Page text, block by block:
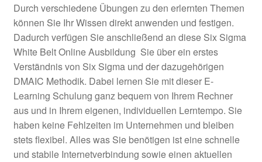
Durch verschiedene Übungen zu den erlernten Themen
können Sie Ihr Wissen direkt anwenden und festigen.
Dadurch verfügen Sie anschließend an diese Six Sigma
White Belt Online Ausbildung Sie über ein erstes
Verständnis von Six Sigma und der dazugehörigen
DMAIC Methodik. Dabei lernen Sie mit dieser E-
Learning Schulung ganz bequem von Ihrem Rechner
aus und in Ihrem eigenen, individuellen Lerntempo. Sie
haben keine Fehlzeiten im Unternehmen und bleiben
stets flexibel. Alles was Sie benötigen ist eine schnelle
und stabile Internetverbindung sowie einen aktuellen